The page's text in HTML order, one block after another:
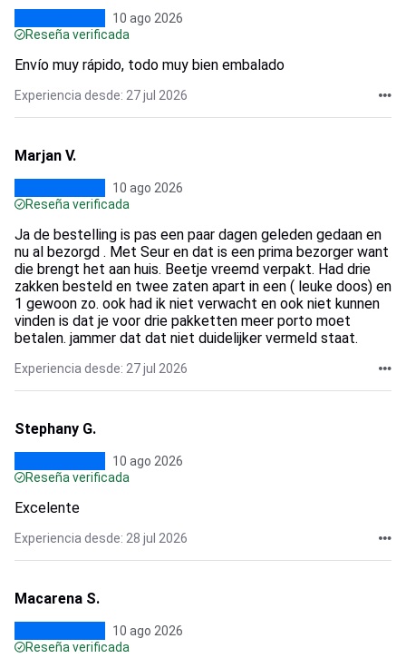
10 ago 2026
Reseña verificada
Envío muy rápido, todo muy bien embalado
Experiencia desde: 27 jul 2026
Marjan V.
10 ago 2026
Reseña verificada
Ja de bestelling is pas een paar dagen geleden gedaan en
nu al bezorgd . Met Seur en dat is een prima bezorger want
die brengt het aan huis. Beetje vreemd verpakt. Had drie
zakken besteld en twee zaten apart in een ( leuke doos) en
1 gewoon zo. ook had ik niet verwacht en ook niet kunnen
vinden is dat je voor drie pakketten meer porto moet
betalen. jammer dat dat niet duidelijker vermeld staat.
Experiencia desde: 27 jul 2026
Stephany G.
10 ago 2026
Reseña verificada
Excelente
Experiencia desde: 28 jul 2026
Macarena S.
10 ago 2026
Reseña verificada